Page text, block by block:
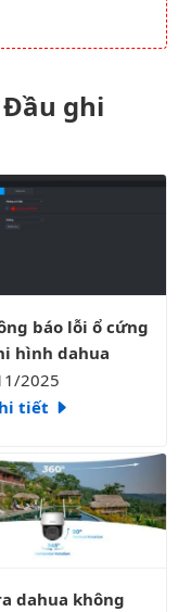
ghi
dahua
báo lỗi ổ cứng đầu
báo lỗi ổ cứng
hình dahua
2025
tiết
dahua không xem
dahua không